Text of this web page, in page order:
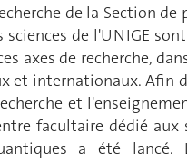
de la Section de
sciences de l'UNIGE
axes de recherche,
et internationaux. Afin
et
facultaire dédié aux
a été lancé.